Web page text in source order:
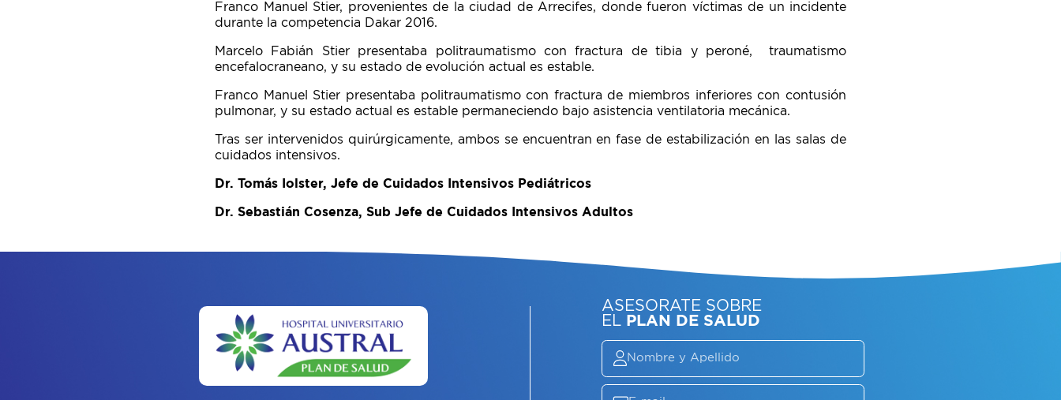
Franco Manuel Stier, provenientes de la ciudad de Arrecifes, donde fueron víctimas de un incidente
durante la competencia Dakar 2016.
Marcelo Fabián Stier presentaba politraumatismo con fractura de tibia y peroné, traumatismo
encefalocraneano, y su estado de evolución actual es estable.
Franco Manuel Stier presentaba politraumatismo con fractura de miembros inferiores con contusión
pulmonar, y su estado actual es estable permaneciendo bajo asistencia ventilatoria mecánica.
Tras ser intervenidos quirúrgicamente, ambos se encuentran en fase de estabilización en las salas de
cuidados intensivos.
Dr. Tomás Iolster, Jefe de Cuidados Intensivos Pediátricos
Dr. Sebastián Cosenza, Sub Jefe de Cuidados Intensivos Adultos
ASESORATE SOBRE